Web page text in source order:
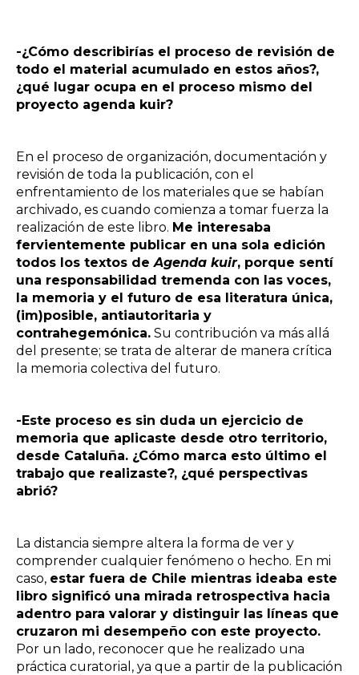
-¿Cómo describirías el proceso de revisión de
todo el material acumulado en estos años?,
¿qué lugar ocupa en el proceso mismo del
proyecto agenda kuir?
En el proceso de organización, documentación y
revisión de toda la publicación, con el
enfrentamiento de los materiales que se habían
archivado, es cuando comienza a tomar fuerza la
realización de este libro. Me interesaba
fervientemente publicar en una sola edición
todos los textos deAgenda kuir, porque sentí
una responsabilidad tremenda con las voces,
la memoria y el futuro de esa literatura única,
(im)posible, antiautoritaria y
contrahegemónica. Su contribución va más allá
del presente; se trata de alterar de manera crítica
la memoria colectiva del futuro.
-Este proceso es sin duda un ejercicio de
memoria que aplicaste desde otro territorio,
desde Cataluña. ¿Cómo marca esto último el
trabajo que realizaste?, ¿qué perspectivas
abrió?
La distancia siempre altera la forma de ver y
comprender cualquier fenómeno o hecho. En mi
caso, estar fuera de Chile mientras ideaba este
libro significó una mirada retrospectiva hacia
adentro para valorar y distinguir las líneas que
cruzaron mi desempeño con este proyecto.
Por un lado, reconocer que he realizado una
práctica curatorial, ya que a partir de la publicación